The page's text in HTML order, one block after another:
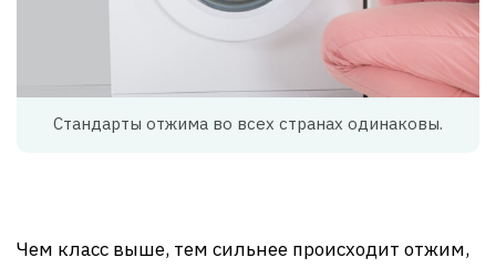
Стандарты отжима во всех странах одинаковы.
Чем класс выше, тем сильнее происходит отжим,